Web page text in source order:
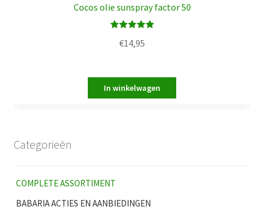
Cocos olie sunspray factor 50
uit 5
€14,95
Categorieën
COMPLETE ASSORTIMENT
BABARIA ACTIES EN AANBIEDINGEN